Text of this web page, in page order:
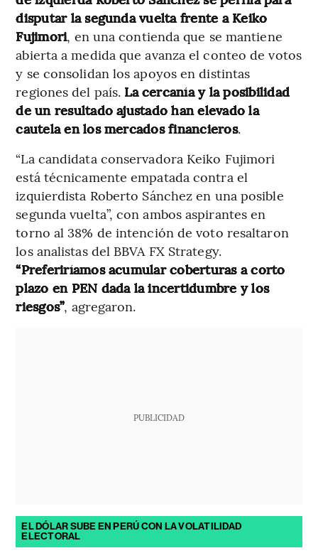
disputar la segunda vuelta frente a Keiko
Fujimori, en una contienda que se mantiene
abierta a medida que avanza el conteo de votos
y se consolidan los apoyos en distintas
regiones del país. La cercanía y la posibilidad
de un resultado ajustado han elevado la
cautela en los mercados financieros.
“La candidata conservadora Keiko Fujimori
está técnicamente empatada contra el
izquierdista Roberto Sánchez en una posible
segunda vuelta”, con ambos aspirantes en
torno al 38% de intención de voto resaltaron
los analistas del BBVA FX Strategy.
“Preferiríamos acumular coberturas a corto
plazo en PEN dada la incertidumbre y los
riesgos”, agregaron.
PUBLICIDAD
EL DÓLAR SUBE EN PERÚ CON LA VOLATILIDAD
ELECTORAL